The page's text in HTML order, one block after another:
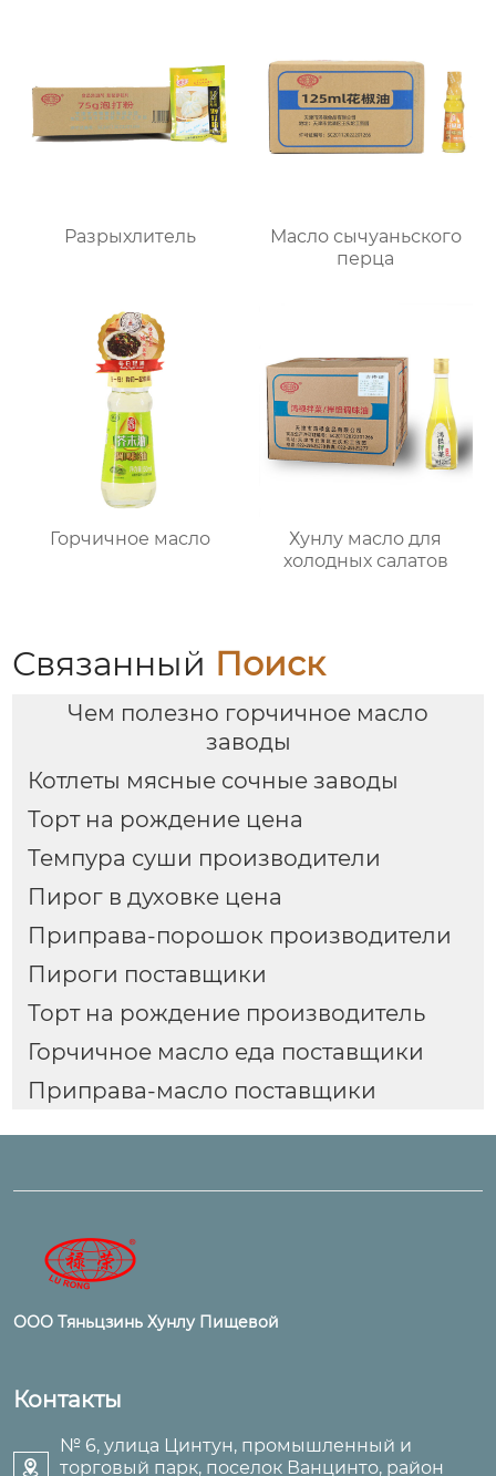
Разрыхлитель
Масло сычуаньского
перца
Горчичное масло
Хунлу масло для
холодных салатов
Связанный Поиск
Чем полезно горчичное масло
заводы
Котлеты мясные сочные заводы
Торт на рождение цена
Темпура суши производители
Пирог в духовке цена
Приправа-порошок производители
Пироги поставщики
Торт на рождение производитель
Горчичное масло еда поставщики
Приправа-масло поставщики
ООО Тяньцзинь Хунлу Пищевой
Контакты

№ 6, улица Цинтун, промышленный и
торговый парк, поселок Ванцинто, район